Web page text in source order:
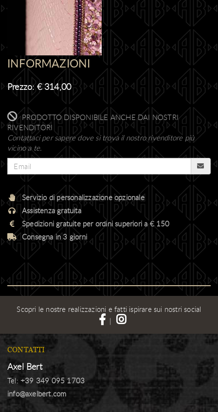
INFORMAZIONI
Prezzo: €314,00
PRODOTTO DISPONIBILE ANCHE DAI NOSTRI
RIVENDITORI
Contattaci per sapere dove si trova il nostro rivenditore più
vicino a te.
Servizio di personalizzazione opzionale
Assistenza gratuita
Spedizioni gratuite per ordini superiori a € 150
Consegna in 3 giorni
Scopri le nostre realizzazioni e fatti ispirare sui nostri social
|
CONTATTI
Axel Bert
Tel: +39 349 095 1703
info@axelbert.com